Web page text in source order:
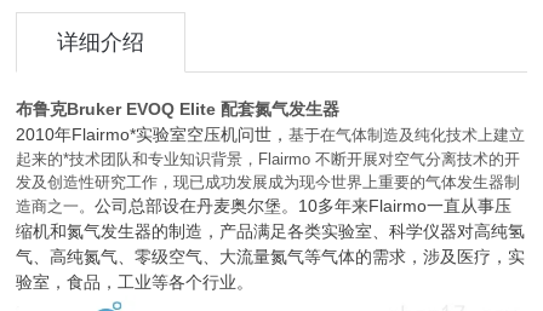
详细介绍
布鲁克Bruker EVOQ Elite 配套氮气发生器
2010年Flairmo*实验室空压机问世，基于在气体制造及纯化技术上建立
起来的*技术团队和专业知识背景，Flairmo 不断开展对空气分离技术的开
发及创造性研究工作，现已成功发展成为现今世界上重要的气体发生器制
造商之一。公司总部设在丹麦奥尔堡。10多年来Flairmo一直从事压
缩机和氮气发生器的制造，产品满足各类实验室、科学仪器对高纯氢
气、高纯氮气、零级空气、大流量氮气等气体的需求，涉及医疗，实
验室，食品，工业等各个行业。